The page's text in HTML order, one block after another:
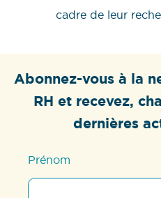
cadre de leur
Abonnez-vous à la
RH et recevez,
dernières
Prénom